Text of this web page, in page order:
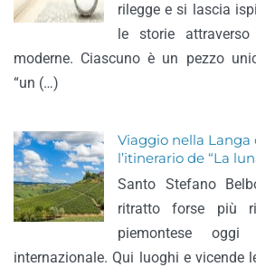
rilegge e si lascia
le storie
moderne. Ciascuno è un pezzo
“un (…)
Viaggio nella Langa
l’itinerario de “La
Santo Stefano
ritratto forse più
piemontese
internazionale. Qui luoghi e vicende